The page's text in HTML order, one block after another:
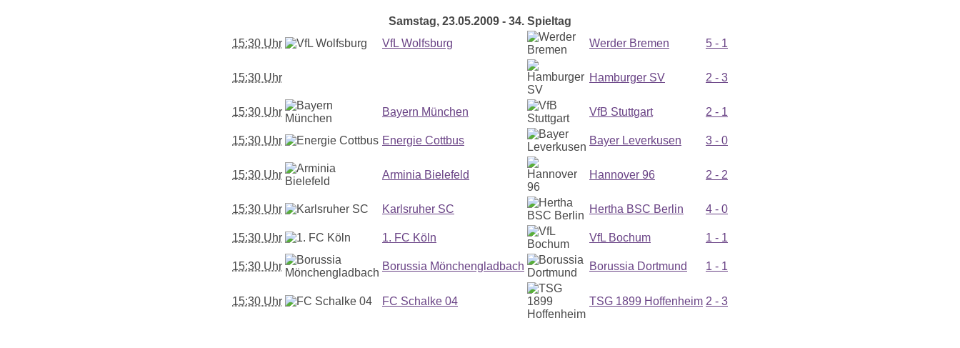
Samstag, 23.05.2009 - 34. Spieltag
15:30 Uhr
VfL Wolfsburg Werder Bremen 5 - 1
15:30 Uhr Hamburger SV 2 - 3
15:30 Uhr Bayern München VfB Stuttgart 2 - 1
15:30 Uhr Energie Cottbus Bayer Leverkusen 3 - 0
15:30 Uhr Arminia Bielefeld Hannover 96 2 - 2
15:30 Uhr Karlsruher SC Hertha BSC Berlin 4 - 0
15:30 Uhr 1. FC Köln VfL Bochum 1 - 1
15:30 Uhr Borussia Mönchengladbach Borussia Dortmund 1 - 1
15:30 Uhr FC Schalke 04 TSG 1899 Hoffenheim 2 - 3